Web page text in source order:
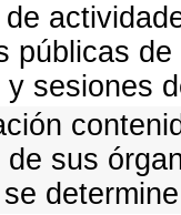
públicas
sesiones
sus